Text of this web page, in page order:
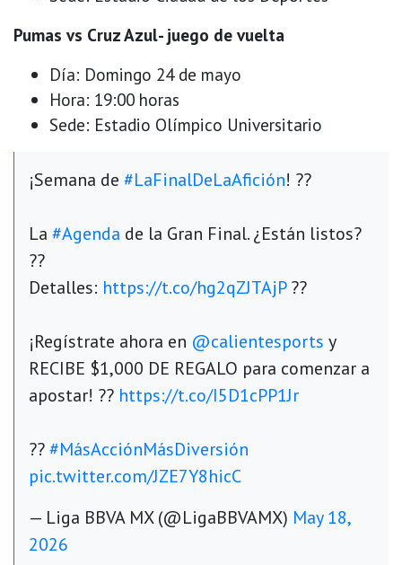
Pumas vs Cruz Azul- juego de vuelta
Día: Domingo 24 de mayo
Hora: 19:00 horas
Sede: Estadio Olímpico Universitario
¡Semana de #LaFinalDeLaAfición! ??
La #Agenda de la Gran Final. ¿Están listos?
??
Detalles: https://t.co/hg2qZJTAjP??
¡Regístrate ahora en @calientesports y
RECIBE $1,000 DE REGALO para comenzar a
apostar! ?? https://t.co/I5D1cPP1Jr
??#MásAcciónMásDiversión
pic.twitter.com/JZE7Y8hicC
— Liga BBVA MX (@LigaBBVAMX) May 18,
2026